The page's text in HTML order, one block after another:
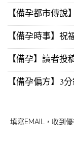
【備孕都市傳
【備孕時事】
【備孕】讀者
【備孕偏方】3
填寫EMAIL，收到